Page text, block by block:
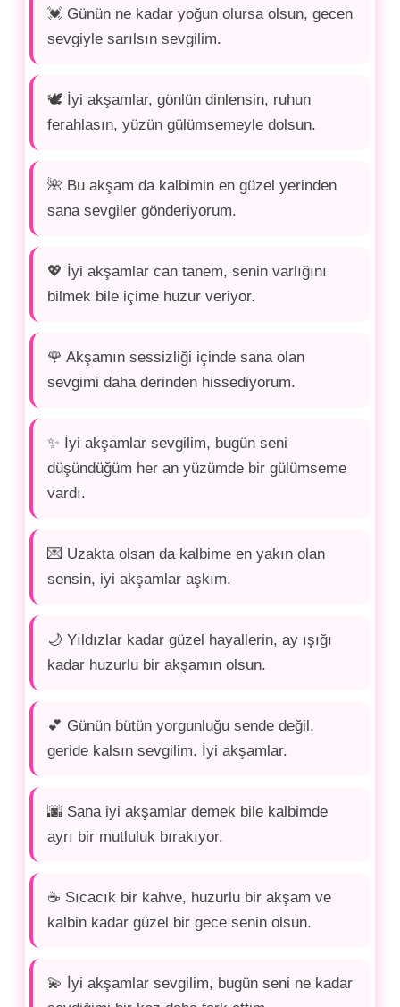
💓 Günün ne kadar yoğun olursa olsun, gecen
sevgiyle sarılsın sevgilim.
🕊️ İyi akşamlar, gönlün dinlensin, ruhun
ferahlasın, yüzün gülümsemeyle dolsun.
🌺 Bu akşam da kalbimin en güzel yerinden
sana sevgiler gönderiyorum.
💖 İyi akşamlar can tanem, senin varlığını
bilmek bile içime huzur veriyor.
🌹 Akşamın sessizliği içinde sana olan
sevgimi daha derinden hissediyorum.
✨ İyi akşamlar sevgilim, bugün seni
düşündüğüm her an yüzümde bir gülümseme
vardı.
💌 Uzakta olsan da kalbime en yakın olan
sensin, iyi akşamlar aşkım.
🌙 Yıldızlar kadar güzel hayallerin, ay ışığı
kadar huzurlu bir akşamın olsun.
💕 Günün bütün yorgunluğu sende değil,
geride kalsın sevgilim. İyi akşamlar.
🌆 Sana iyi akşamlar demek bile kalbimde
ayrı bir mutluluk bırakıyor.
☕ Sıcacık bir kahve, huzurlu bir akşam ve
kalbin kadar güzel bir gece senin olsun.
💫 İyi akşamlar sevgilim, bugün seni ne kadar